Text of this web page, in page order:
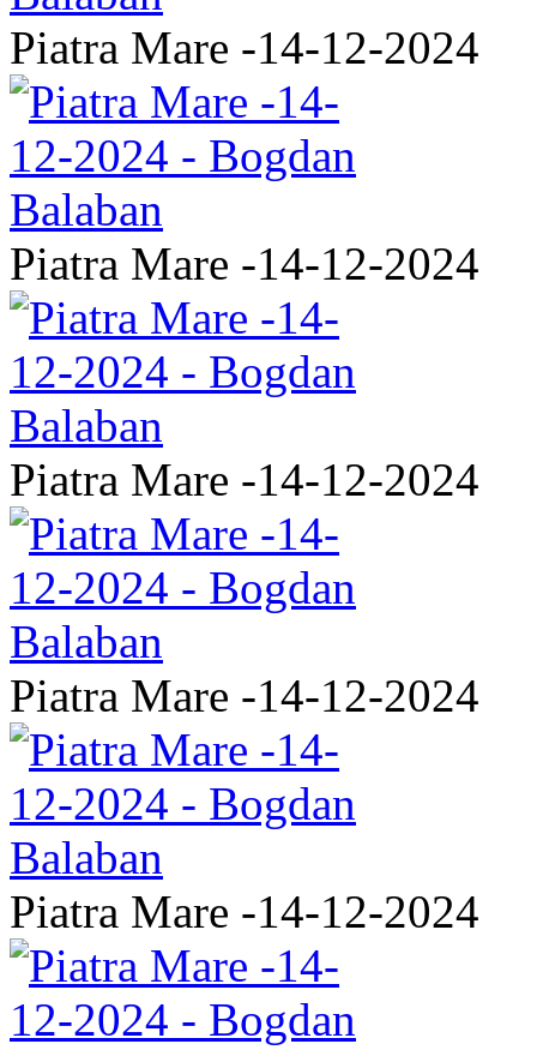
Piatra Mare -14-12-2024
Piatra Mare -14-12-2024
Piatra Mare -14-12-2024
Piatra Mare -14-12-2024
Piatra Mare -14-12-2024